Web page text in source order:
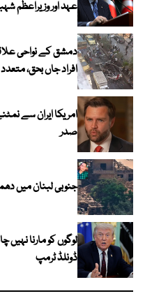
عہد اور وزیراعظم
افراد جاں بحق،
امریکا ایران سے
صدر
جنوبی لبنان میں دھماکا ، 2 اسرائیلی میجر ہلاک ،
لوگوں کو مارنا نہیں
ڈونلڈ ٹرمپ